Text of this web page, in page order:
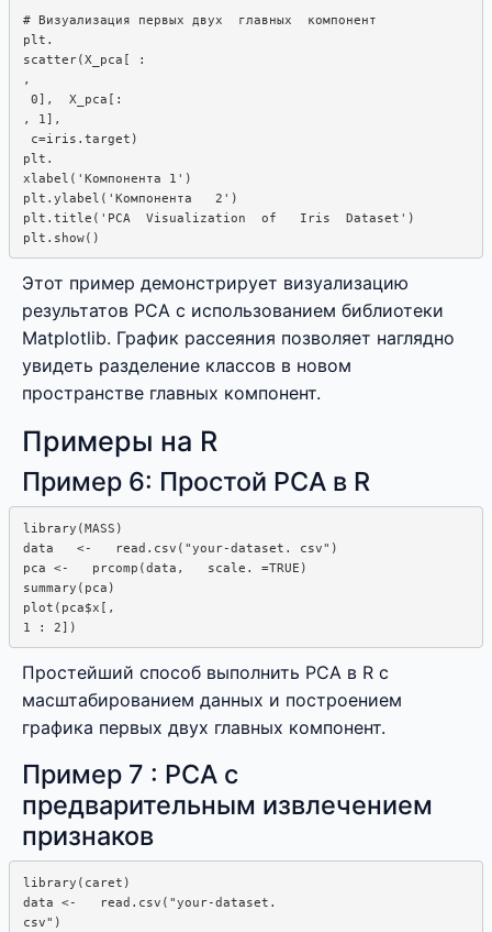
# Визуализация первых двух  главных  компонент
plt.
scatter(X_pca[ :
,
0],  X_pca[:
, 1],
c=iris.target)
plt.
xlabel('Компонента 1')
plt.ylabel('Компонента   2')
plt.title('PCA  Visualization  of   Iris  Dataset')
Этот пример демонстрирует визуализацию
результатов PCA с использованием библиотеки
Matplotlib. График рассеяния позволяет наглядно
увидеть разделение классов в новом
пространстве главных компонент.
Примеры на R
Пример 6: Простой PCA в R
library(MASS)
data   <-   read.csv("your-dataset. csv")
pca <-   prcomp(data,   scale. =TRUE)
summary(pca)
plot(pca$x[,
Простейший способ выполнить PCA в R с
масштабированием данных и построением
графика первых двух главных компонент.
Пример 7 : PCA с
предварительным извлечением
признаков
library(caret)
data <-   read.csv("your-dataset.
csv")